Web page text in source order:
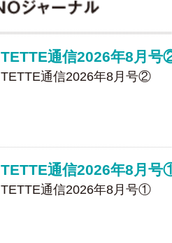
TETTE通信2026年8月号
TETTE通信2026年8月号②
TETTE通信2026年8月号
TETTE通信2026年8月号①